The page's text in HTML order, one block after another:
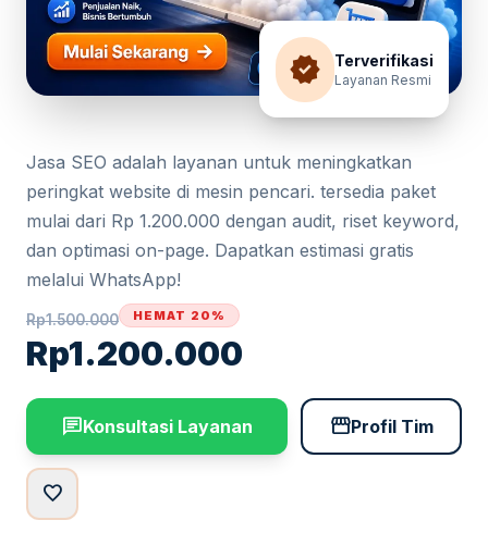
verified Terverifikasi
Layanan Resmi
Jasa SEO adalah layanan untuk meningkatkan
peringkat website di mesin pencari. tersedia paket
mulai dari Rp 1.200.000 dengan audit, riset keyword,
dan optimasi on-page. Dapatkan estimasi gratis
melalui WhatsApp!
Rp1.500.000
Rp1.200.000
HEMAT 20%
chatKonsultasi Layanan storefrontProfil Tim
favorite